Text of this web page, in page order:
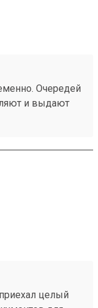
Очередей
и выдают
целый